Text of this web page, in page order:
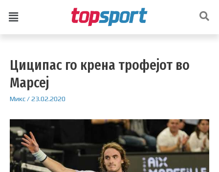
Циципас го крена трофејот во
Марсеј
Микс/23.02.2020